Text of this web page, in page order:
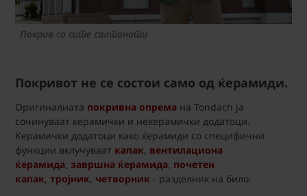
Покрив со сите салтанати
Покривот не се состои само од ќерамиди.
Оригиналнaта покривна опрема на Tondach ја
сочинуваат керамички и некерамички додатоци.
Kерамички додатоци како ќерамиди со специфични
функции вклучуваат капак, вентилациона
ќерамида, завршна ќерамида, почетен
капак, тројник, четворник - разделник на било.